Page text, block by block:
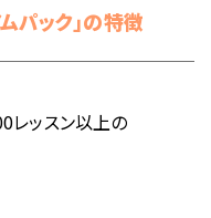
パック」の特徴
レッスン以上の